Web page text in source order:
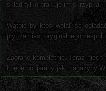
skład tylko brakuje im skrzypka.
Wątpię by ktoś wolał iść
płyt zamiast oryginalnego
Zaorane kompletnie. Teraz
i będę podjarany jak magazyny